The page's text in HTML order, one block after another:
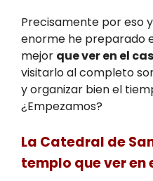
Precisamente por eso
enorme he preparado
mejor que ver en el
visitarlo al completo
y organizar bien el
¿Empezamos?
La Catedral de
templo que ver